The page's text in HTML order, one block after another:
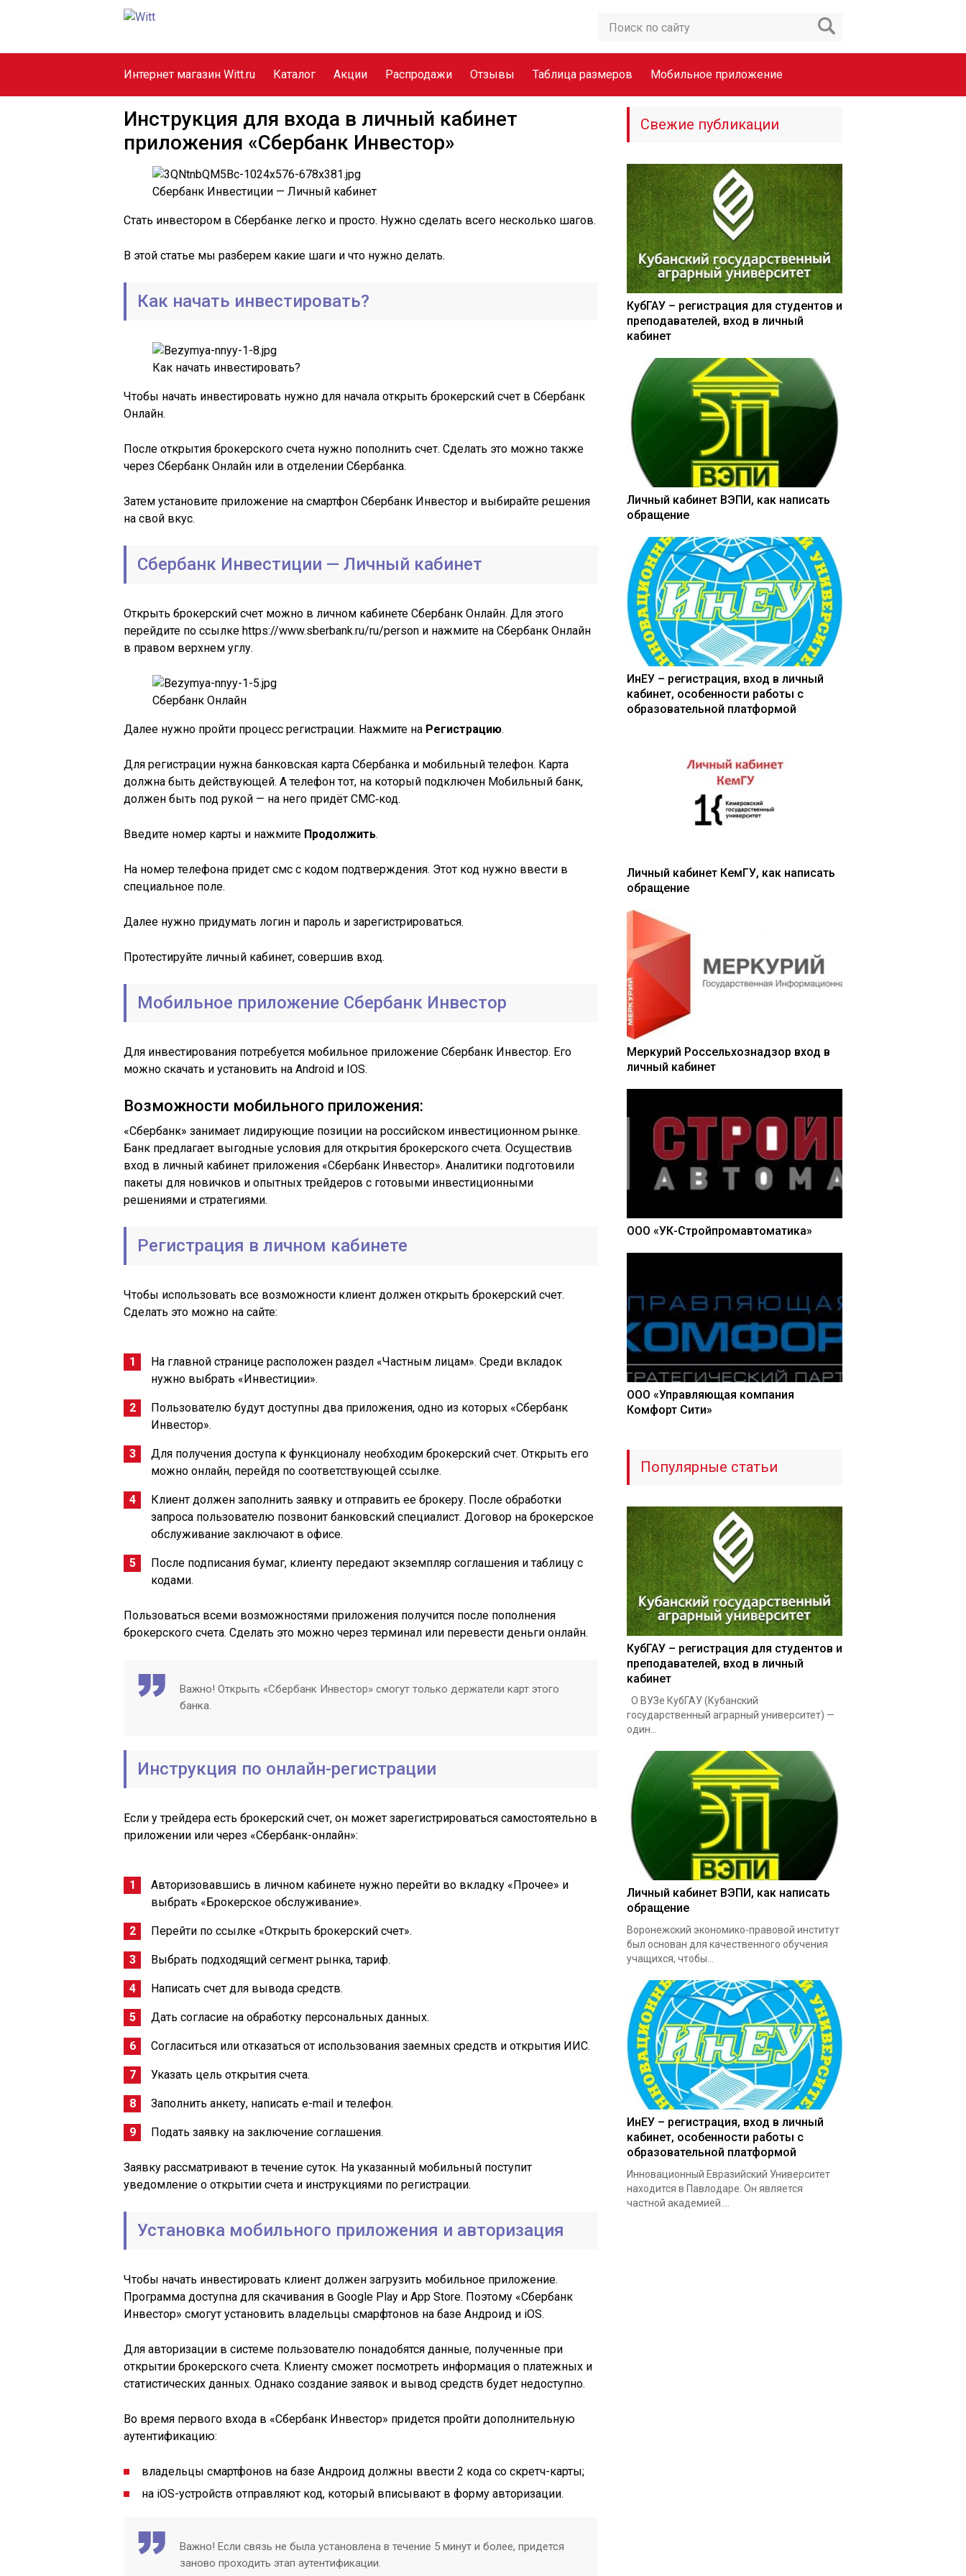
Интернет магазин Witt.ru Каталог Акции Распродажи Отзывы Таблица размеров Мобильное приложение
Инструкция для входа в личный кабинет
приложения «Сбербанк Инвестор»
Сбербанк Инвестиции — Личный кабинет
Стать инвестором в Сбербанке легко и просто. Нужно сделать всего несколько шагов.
В этой статье мы разберем какие шаги и что нужно делать.
Как начать инвестировать?
Как начать инвестировать?
Чтобы начать инвестировать нужно для начала открыть брокерский счет в Сбербанк
Онлайн.
После открытия брокерского счета нужно пополнить счет. Сделать это можно также
через Сбербанк Онлайн или в отделении Сбербанка.
Затем установите приложение на смартфон Сбербанк Инвестор и выбирайте решения
на свой вкус.
Сбербанк Инвестиции — Личный кабинет
Открыть брокерский счет можно в личном кабинете Сбербанк Онлайн. Для этого
перейдите по ссылке https://www.sberbank.ru/ru/person и нажмите на Сбербанк Онлайн
в правом верхнем углу.
Сбербанк Онлайн
Далее нужно пройти процесс регистрации. Нажмите на Регистрацию.
Для регистрации нужна банковская карта Сбербанка и мобильный телефон. Карта
должна быть действующей. А телефон тот, на который подключен Мобильный банк,
должен быть под рукой — на него придёт СМС‑код.
Введите номер карты и нажмите Продолжить.
На номер телефона придет смс с кодом подтверждения. Этот код нужно ввести в
специальное поле.
Далее нужно придумать логин и пароль и зарегистрироваться.
Протестируйте личный кабинет, совершив вход.
Мобильное приложение Сбербанк Инвестор
Для инвестирования потребуется мобильное приложение Сбербанк Инвестор. Его
можно скачать и установить на Android и IOS.
Возможности мобильного приложения:
«Сбербанк» занимает лидирующие позиции на российском инвестиционном рынке.
Банк предлагает выгодные условия для открытия брокерского счета. Осуществив
вход в личный кабинет приложения «Сбербанк Инвестор». Аналитики подготовили
пакеты для новичков и опытных трейдеров с готовыми инвестиционными
решениями и стратегиями.
Регистрация в личном кабинете
Чтобы использовать все возможности клиент должен открыть брокерский счет.
Сделать это можно на сайте:
На главной странице расположен раздел «Частным лицам». Среди вкладок
нужно выбрать «Инвестиции».
Пользователю будут доступны два приложения, одно из которых «Сбербанк
Инвестор».
Для получения доступа к функционалу необходим брокерский счет. Открыть его
можно онлайн, перейдя по соответствующей ссылке.
Клиент должен заполнить заявку и отправить ее брокеру. После обработки
запроса пользователю позвонит банковский специалист. Договор на брокерское
обслуживание заключают в офисе.
После подписания бумаг, клиенту передают экземпляр соглашения и таблицу с
кодами.
Пользоваться всеми возможностями приложения получится после пополнения
брокерского счета. Сделать это можно через терминал или перевести деньги онлайн.
Важно! Открыть «Сбербанк Инвестор» смогут только держатели карт этого
банка.
Инструкция по онлайн-регистрации
Если у трейдера есть брокерский счет, он может зарегистрироваться самостоятельно в
приложении или через «Сбербанк-онлайн»:
Авторизовавшись в личном кабинете нужно перейти во вкладку «Прочее» и
выбрать «Брокерское обслуживание».
Перейти по ссылке «Открыть брокерский счет».
Выбрать подходящий сегмент рынка, тариф.
Написать счет для вывода средств.
Дать согласие на обработку персональных данных.
Согласиться или отказаться от использования заемных средств и открытия ИИС.
Указать цель открытия счета.
Заполнить анкету, написать e-mail и телефон.
Подать заявку на заключение соглашения.
Заявку рассматривают в течение суток. На указанный мобильный поступит
уведомление о открытии счета и инструкциями по регистрации.
Установка мобильного приложения и авторизация
Чтобы начать инвестировать клиент должен загрузить мобильное приложение.
Программа доступна для скачивания в Google Play и App Store. Поэтому «Сбербанк
Инвестор» смогут установить владельцы смарфтонов на базе Андроид и iOS.
Для авторизации в системе пользователю понадобятся данные, полученные при
открытии брокерского счета. Клиенту сможет посмотреть информация о платежных и
статистических данных. Однако создание заявок и вывод средств будет недоступно.
Во время первого входа в «Сбербанк Инвестор» придется пройти дополнительную
аутентификацию:
владельцы смартфонов на базе Андроид должны ввести 2 кода со скретч-карты;
на iOS-устройств отправляют код, который вписывают в форму авторизации.
Важно! Если связь не была установлена в течение 5 минут и более, придется
заново проходить этап аутентификации.
Свежие публикации
КубГАУ – регистрация для студентов и
преподавателей, вход в личный
кабинет
Личный кабинет ВЭПИ, как написать
обращение
ИнЕУ – регистрация, вход в личный
кабинет, особенности работы с
образовательной платформой
Личный кабинет КемГУ, как написать
обращение
Меркурий Россельхознадзор вход в
личный кабинет
ООО «УК-Стройпромавтоматика»
ООО «Управляющая компания
Комфорт Сити»
Популярные статьи
КубГАУ – регистрация для студентов и
преподавателей, вход в личный
кабинет
О ВУЗе КубГАУ (Кубанский
государственный аграрный университет) —
один...
Личный кабинет ВЭПИ, как написать
обращение
Воронежский экономико-правовой институт
был основан для качественного обучения
учащихся, чтобы...
ИнЕУ – регистрация, вход в личный
кабинет, особенности работы с
образовательной платформой
Инновационный Евразийский Университет
находится в Павлодаре. Он является
частной академией....